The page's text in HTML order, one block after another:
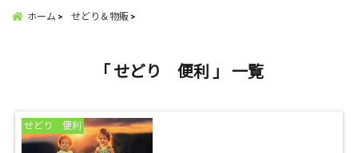
ホーム せどり＆物販
「 せどり 便利 」 一覧
せどり 便利